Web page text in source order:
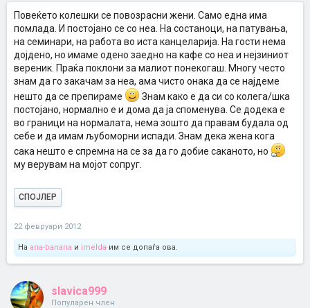
Повеќето колешки се повозрасни жени. Само една има
помлада. И постојано се со неа. На состаноци, на патувања,
на семинари, на работа во иста канцеларија. На гости нема
дојдено, но имаме одено заедно на кафе со неа и нејзиниот
вереник. Праќа поклони за малиот понекогаш. Многу често
знам да го закачам за неа, ама чисто онака да се најдеме
нешто да се препираме
Знам како е да си со колега/шка
постојано, нормално е и дома да ја споменува. Се додека е
во граници на нормалата, нема зошто да правам будала од
себе и да имам љубоморни испади. Знам дека жена кога
сака нешто е спремна на се за да го добие саканото, но
му верувам на мојот сопруг.
СПОЈЛЕР
22 февруари 2012
На ana-banana и imelda им се допаѓа ова.
slavica999
Популарен член